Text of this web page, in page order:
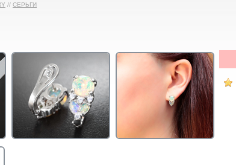
// СЕРЬГИ